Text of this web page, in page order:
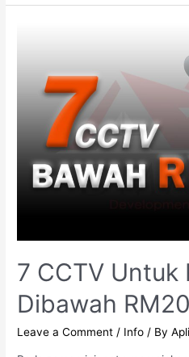
7 CCTV Untuk
Dibawah
Leave a Comment / Info / By